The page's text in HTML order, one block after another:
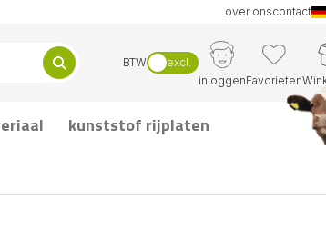
over onscontact
BTW
excl.
inloggenFavorieten
kunststof rijplaten